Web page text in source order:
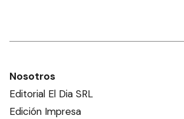
Nosotros
Editorial El Dia SRL
Edición Impresa